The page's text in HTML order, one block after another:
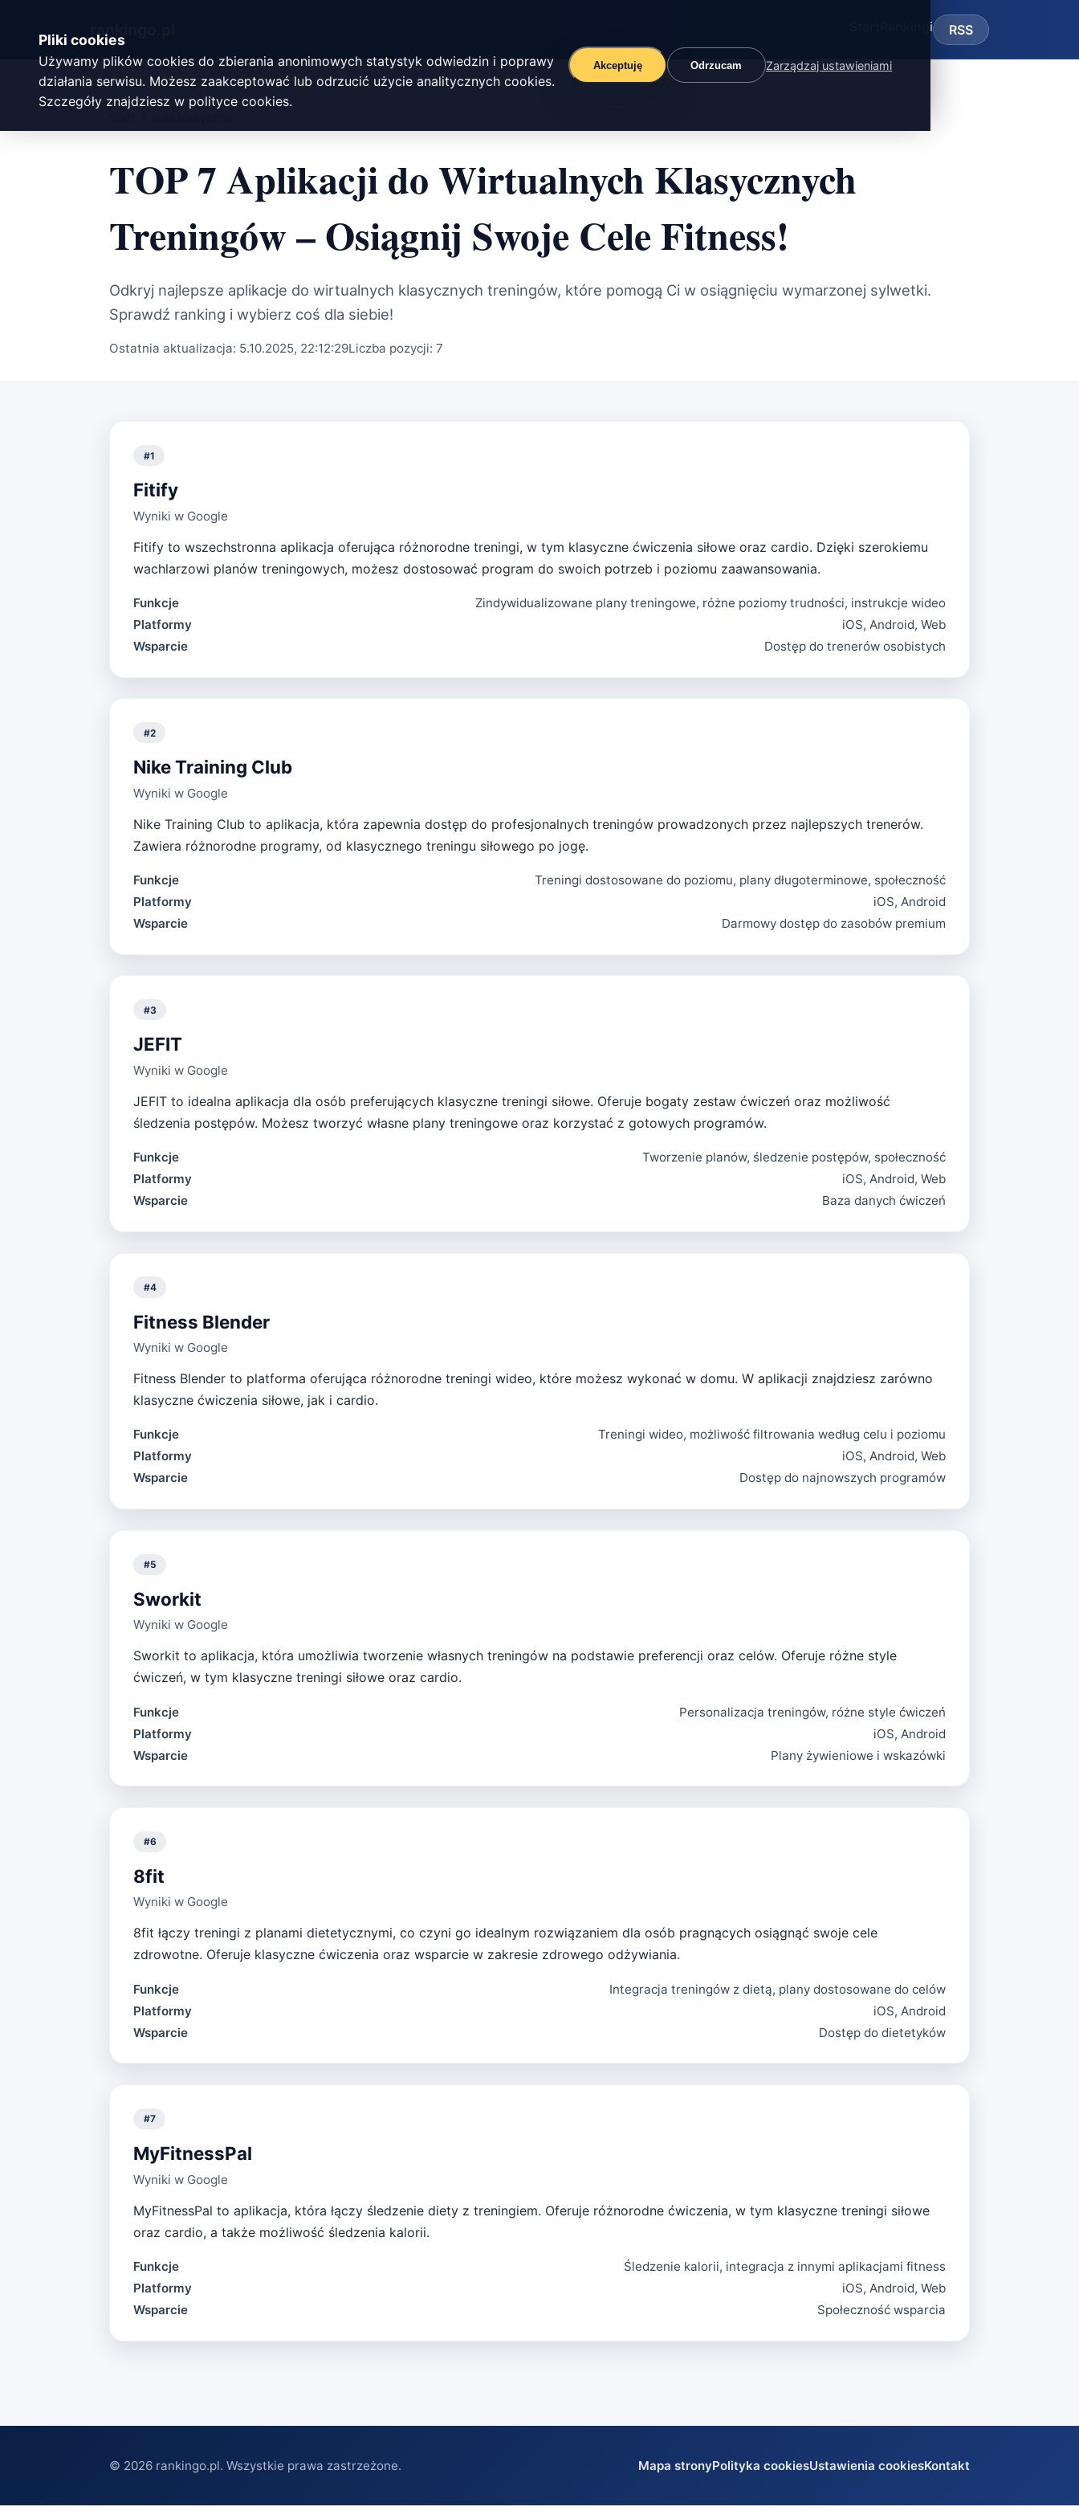
Pliki cookies
Używamy plików cookies do zbierania anonimowych statystyk odwiedzin i poprawy
działania serwisu. Możesz zaakceptować lub odrzucić użycie analitycznych cookies.
Szczegóły znajdziesz w polityce cookies.
Akceptuję Odrzucam Zarządzaj ustawieniami
rankingo. Rankingi RSS
TOP 7 Aplikacji do Wirtualnych Klasycznych
Treningów – Osiągnij Swoje Cele Fitness!
Odkryj najlepsze aplikacje do wirtualnych klasycznych treningów, które pomogą Ci w osiągnięciu wymarzonej sylwetki.
Sprawdź ranking i wybierz coś dla siebie!
Ostatnia aktualizacja: 5.10.2025, 22:12:29Liczba pozycji: 7
#1
Fitify
Wyniki w Google
Fitify to wszechstronna aplikacja oferująca różnorodne treningi, w tym klasyczne ćwiczenia siłowe oraz cardio. Dzięki szerokiemu
wachlarzowi planów treningowych, możesz dostosować program do swoich potrzeb i poziomu zaawansowania.
Funkcje
Zindywidualizowane plany treningowe, różne poziomy trudności, instrukcje wideo
Platformy
iOS, Android, Web
Wsparcie
Dostęp do trenerów osobistych
#2
Nike Training Club
Wyniki w Google
Nike Training Club to aplikacja, która zapewnia dostęp do profesjonalnych treningów prowadzonych przez najlepszych trenerów.
Zawiera różnorodne programy, od klasycznego treningu siłowego po jogę.
Funkcje
Treningi dostosowane do poziomu, plany długoterminowe, społeczność
Platformy
iOS, Android
Wsparcie
Darmowy dostęp do zasobów premium
#3
JEFIT
Wyniki w Google
JEFIT to idealna aplikacja dla osób preferujących klasyczne treningi siłowe. Oferuje bogaty zestaw ćwiczeń oraz możliwość
śledzenia postępów. Możesz tworzyć własne plany treningowe oraz korzystać z gotowych programów.
Funkcje
Tworzenie planów, śledzenie postępów, społeczność
Platformy
iOS, Android, Web
Wsparcie
Baza danych ćwiczeń
#4
Fitness Blender
Wyniki w Google
Fitness Blender to platforma oferująca różnorodne treningi wideo, które możesz wykonać w domu. W aplikacji znajdziesz zarówno
klasyczne ćwiczenia siłowe, jak i cardio.
Funkcje
Treningi wideo, możliwość filtrowania według celu i poziomu
Platformy
iOS, Android, Web
Wsparcie
Dostęp do najnowszych programów
#5
Sworkit
Wyniki w Google
Sworkit to aplikacja, która umożliwia tworzenie własnych treningów na podstawie preferencji oraz celów. Oferuje różne style
ćwiczeń, w tym klasyczne treningi siłowe oraz cardio.
Funkcje
Personalizacja treningów, różne style ćwiczeń
Platformy
iOS, Android
Wsparcie
Plany żywieniowe i wskazówki
#6
8fit
Wyniki w Google
8fit łączy treningi z planami dietetycznymi, co czyni go idealnym rozwiązaniem dla osób pragnących osiągnąć swoje cele
zdrowotne. Oferuje klasyczne ćwiczenia oraz wsparcie w zakresie zdrowego odżywiania.
Funkcje
Integracja treningów z dietą, plany dostosowane do celów
Platformy
iOS, Android
Wsparcie
Dostęp do dietetyków
#7
MyFitnessPal
Wyniki w Google
MyFitnessPal to aplikacja, która łączy śledzenie diety z treningiem. Oferuje różnorodne ćwiczenia, w tym klasyczne treningi siłowe
oraz cardio, a także możliwość śledzenia kalorii.
Funkcje
Śledzenie kalorii, integracja z innymi aplikacjami fitness
Platformy
iOS, Android, Web
Wsparcie
Społeczność wsparcia
© 2026 rankingo.pl. Wszystkie prawa zastrzeżone. Mapa stronyPolityka cookiesUstawienia cookiesKontakt